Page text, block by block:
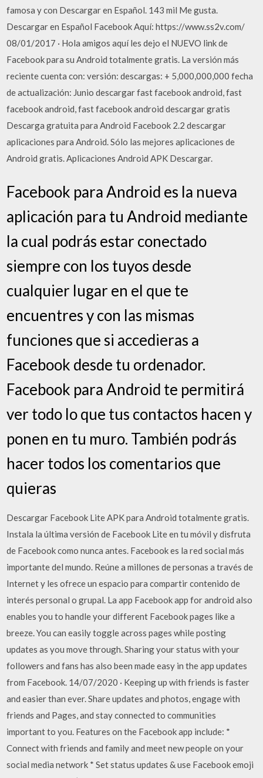
famosa y con Descargar en Español. 143 mil Me gusta.
Descargar en Español Facebook Aquí: https://www.ss2v.com/
08/01/2017 · Hola amigos aquí les dejo el NUEVO link de
Facebook para su Android totalmente gratis. La versión más
reciente cuenta con: versión: descargas: + 5,000,000,000 fecha
de actualización: Junio descargar fast facebook android, fast
facebook android, fast facebook android descargar gratis
Descarga gratuita para Android Facebook 2.2 descargar
aplicaciones para Android. Sólo las mejores aplicaciones de
Android gratis. Aplicaciones Android APK Descargar.
Facebook para Android es la nueva
aplicación para tu Android mediante
la cual podrás estar conectado
siempre con los tuyos desde
cualquier lugar en el que te
encuentres y con las mismas
funciones que si accedieras a
Facebook desde tu ordenador.
Facebook para Android te permitirá
ver todo lo que tus contactos hacen y
ponen en tu muro. También podrás
hacer todos los comentarios que
quieras
Descargar Facebook Lite APK para Android totalmente gratis.
Instala la última versión de Facebook Lite en tu móvil y disfruta
de Facebook como nunca antes. Facebook es la red social más
importante del mundo. Reúne a millones de personas a través de
Internet y les ofrece un espacio para compartir contenido de
interés personal o grupal. La app Facebook app for android also
enables you to handle your different Facebook pages like a
breeze. You can easily toggle across pages while posting
updates as you move through. Sharing your status with your
followers and fans has also been made easy in the app updates
from Facebook. 14/07/2020 · Keeping up with friends is faster
and easier than ever. Share updates and photos, engage with
friends and Pages, and stay connected to communities
important to you. Features on the Facebook app include: *
Connect with friends and family and meet new people on your
social media network * Set status updates & use Facebook emoji